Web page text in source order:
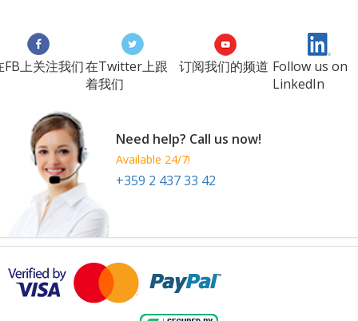
FB上关注我们在Twitter上跟
着我们
订阅我们的频道 Follow us on
LinkedIn
Need help? Call us now!
Available 24/7!
+359 2 437 33 42